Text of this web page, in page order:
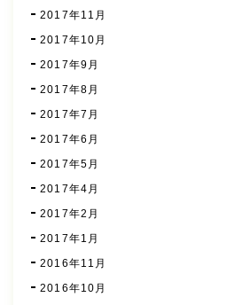
2017年11月
2017年10月
2017年9月
2017年8月
2017年7月
2017年6月
2017年5月
2017年4月
2017年2月
2017年1月
2016年11月
2016年10月